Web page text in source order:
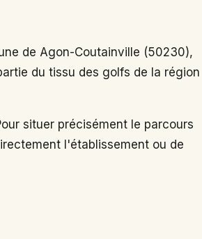
de Agon-Coutainville (50230),
du tissu des golfs de la région
situer précisément le parcours
l'établissement ou de